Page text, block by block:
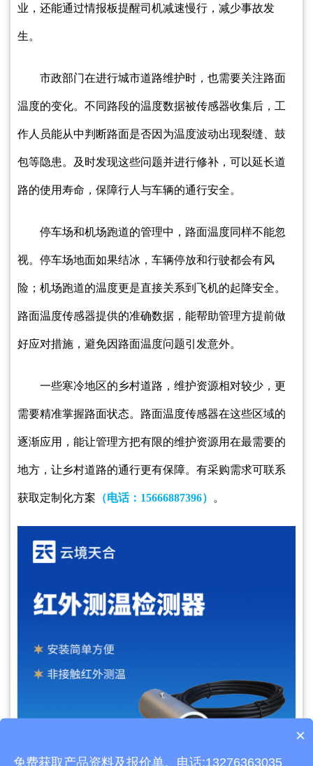
业，还能通过情报板提醒司机减速慢行，减少事故发
生。
市政部门在进行城市道路维护时，也需要关注路面
温度的变化。不同路段的温度数据被传感器收集后，工
作人员能从中判断路面是否因为温度波动出现裂缝、鼓
包等隐患。及时发现这些问题并进行修补，可以延长道
路的使用寿命，保障行人与车辆的通行安全。
停车场和机场跑道的管理中，路面温度同样不能忽
视。停车场地面如果结冰，车辆停放和行驶都会有风
险；机场跑道的温度更是直接关系到飞机的起降安全。
路面温度传感器提供的准确数据，能帮助管理方提前做
好应对措施，避免因路面温度问题引发意外。
一些寒冷地区的乡村道路，维护资源相对较少，更
需要精准掌握路面状态。路面温度传感器在这些区域的
逐渐应用，能让管理方把有限的维护资源用在最需要的
地方，让乡村道路的通行更有保障。 有采购需求可联系
获取定制化方案 （电话： 15666887396） 。
产品包含安装吗？
×
免费获取产品资料及报价单。电话:13276363035